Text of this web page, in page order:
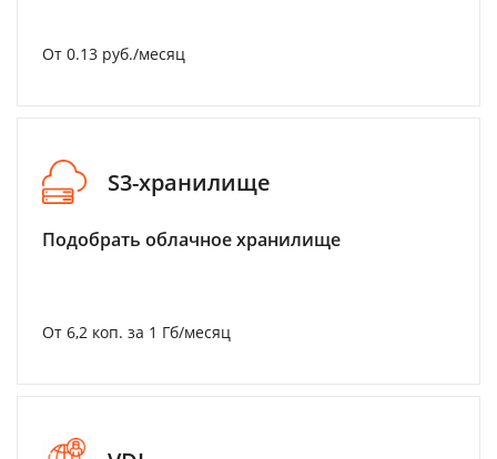
От 0.13 руб./месяц
S3-хранилище
Подобрать облачное хранилище
От 6,2 коп. за 1 Гб/месяц